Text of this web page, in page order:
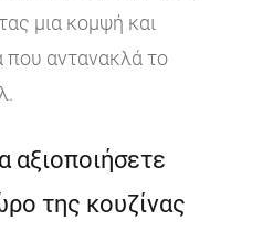
μια κομψή και
που αντανακλά το
αξιοποιήσετε
της κουζίνας